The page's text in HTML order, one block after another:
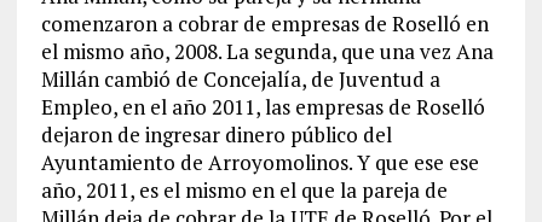
comenzaron a cobrar de empresas de Roselló en
el mismo año, 2008. La segunda, que una vez Ana
Millán cambió de Concejalía, de Juventud a
Empleo, en el año 2011, las empresas de Roselló
dejaron de ingresar dinero público del
Ayuntamiento de Arroyomolinos. Y que ese ese
año, 2011, es el mismo en el que la pareja de